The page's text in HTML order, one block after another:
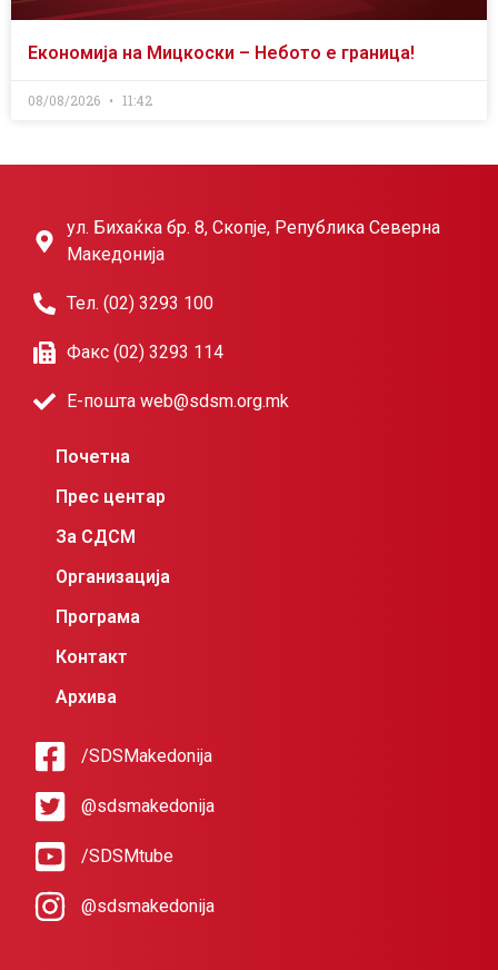
Економија на Мицкоски – Небото е граница!
08/08/2026 11:42
ул. Бихаќка бр. 8, Скопје, Република Северна
Македонија
Тел. (02) 3293 100
Факс (02) 3293 114
Е-пошта web@sdsm.org.mk
Почетна
Прес центар
За СДСМ
Организација
Програма
Контакт
Архива
/SDSMakedonija
@sdsmakedonija
/SDSMtube
@sdsmakedonija